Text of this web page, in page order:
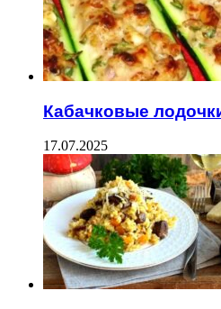
Кабачковые
17.07.2025